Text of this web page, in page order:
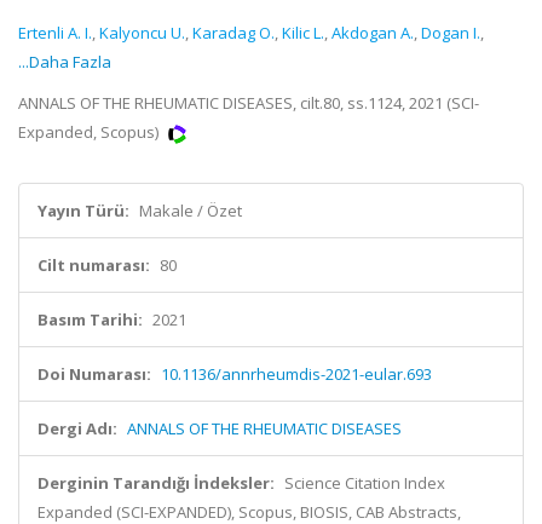
Ertenli A. I.,Kalyoncu U.,Karadag O.,Kilic L.,Akdogan A.,Dogan I.,
...Daha Fazla
ANNALS OF THE RHEUMATIC DISEASES, cilt.80, ss.1124, 2021 (SCI-
Expanded, Scopus)
Yayın Türü: Makale / Özet
Cilt numarası: 80
Basım Tarihi: 2021
Doi Numarası: 10.1136/annrheumdis-2021-eular.693
Dergi Adı: ANNALS OF THE RHEUMATIC DISEASES
Derginin Tarandığı İndeksler: Science Citation Index
Expanded (SCI-EXPANDED), Scopus, BIOSIS, CAB Abstracts,